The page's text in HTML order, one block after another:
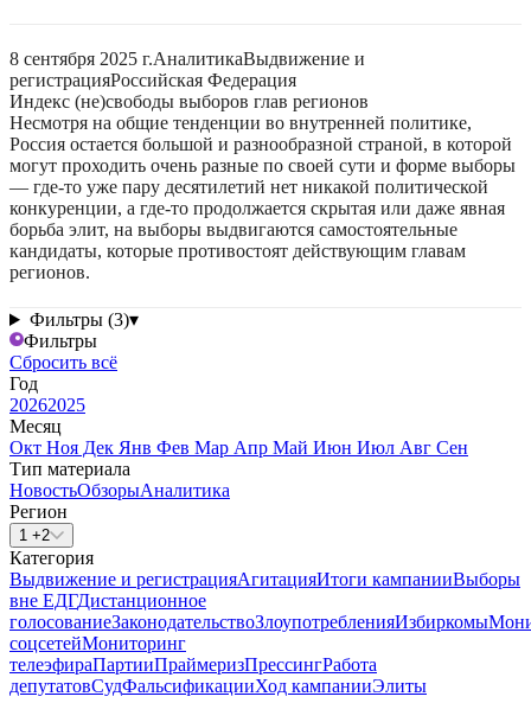
8 сентября 2025 г.АналитикаВыдвижение и
регистрацияРоссийская Федерация
Индекс (не)свободы выборов глав регионов
Несмотря на общие тенденции во внутренней политике,
Россия остается большой и разнообразной страной, в которой
могут проходить очень разные по своей сути и форме выборы
— где-то уже пару десятилетий нет никакой политической
конкуренции, а где-то продолжается скрытая или даже явная
борьба элит, на выборы выдвигаются самостоятельные
кандидаты, которые противостоят действующим главам
регионов.
Фильтры (3)▾
Фильтры
Сбросить всё
Год
20262025
Месяц
Окт Ноя Дек Янв Фев Мар Апр Май Июн Июл Авг Сен
Тип материала
НовостьОбзорыАналитика
Регион
1 +2
Категория
Выдвижение и регистрацияАгитацияИтоги кампанииВыборы
вне ЕДГДистанционное
голосованиеЗаконодательствоЗлоупотребленияИзбиркомы
соцсетейМониторинг
телеэфираПартииПраймеризПрессингРабота
депутатовСудФальсификацииХод кампанииЭлиты